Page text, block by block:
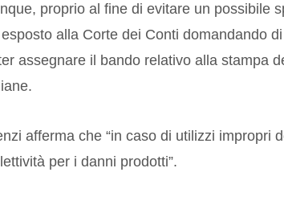
proprio al fine di evitare un possibile
alla Corte dei Conti domandando
assegnare il bando relativo alla stampa
afferma che “in caso di utilizzi impropri
per i danni prodotti”.